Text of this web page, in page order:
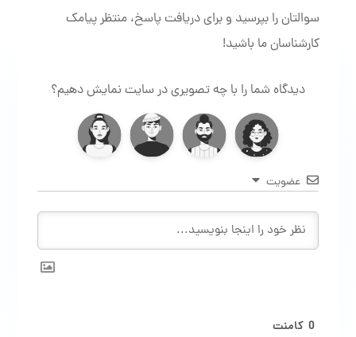
سوالتان را بپرسید و برای دریافت پاسخ، منتظر پیامک
کارشناسان ما باشید!
دیدگاه شما را با چه تصویری در سایت نمایش دهیم؟
عضویت
0 کامنت